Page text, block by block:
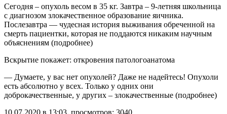
Сегодня – опухоль весом в 35 кг. Завтра – 9-летняя школьница
с диагнозом злокачественное образование яичника.
Послезавтра — чудесная история выживания обреченной на
смерть пациентки, которая не поддаются никаким научным
объяснениям (подробнее)
Вскрытие покажет: откровения патологоанатома
— Думаете, у вас нет опухолей? Даже не надейтесь! Опухоли
есть абсолютно у всех. Только у одних они
доброкачественные, у других – злокачественные (подробнее)
10.07.2020 в 13:03, просмотров: 3040